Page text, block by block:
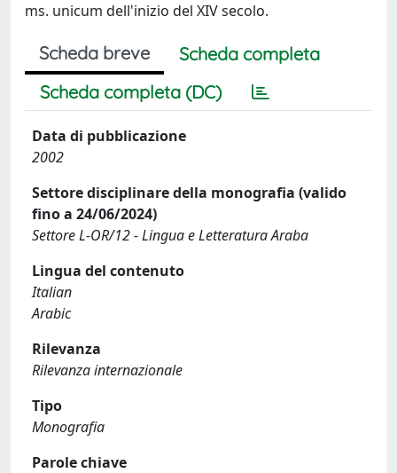
ms. unicum dell'inizio del XIV secolo.
Scheda breve
Scheda completa
Scheda completa (DC)
Data di pubblicazione
2002
Settore disciplinare della monografia (valido
fino a 24/06/2024)
Settore L-OR/12 - Lingua e Letteratura Araba
Lingua del contenuto
Italian
Arabic
Rilevanza
Rilevanza internazionale
Tipo
Monografia
Parole chiave